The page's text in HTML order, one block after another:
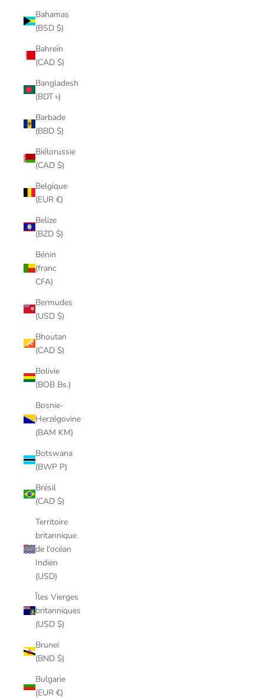
Bahamas
(BSD $)
Bahreïn
(CAD $)
Bangladesh
(BDT ৳)
Barbade
(BBD $)
Biélorussie
(CAD $)
Belgique
(EUR €)
Belize
(BZD $)
Bénin
(franc
CFA)
Bermudes
(USD $)
Bhoutan
(CAD $)
Bolivie
(BOB Bs.)
Bosnie-
Herzégovine
(BAM KM)
Botswana
(BWP P)
Brésil
(CAD $)
Territoire
britannique
de l'océan
Indien
(USD)
Îles Vierges
britanniques
(USD $)
Brunei
(BND $)
Bulgarie
(EUR €)